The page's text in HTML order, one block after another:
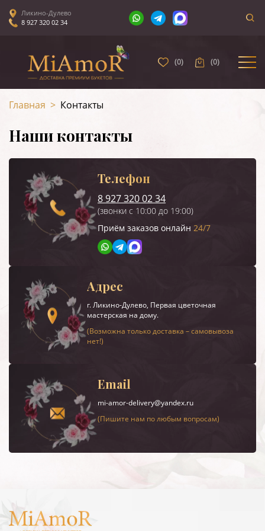
Ликино-Дулево
8 927 320 02 34
(0) (0)
Главная > Контакты
Наши контакты
Телефон
8 927 320 02 34
(звонки с 10:00 до 19:00)
Приём заказов онлайн 24/7
Адрес
г.Ликино-Дулево, Первая цветочная
мастерская на дому.
(Возможна только доставка – самовывоза
нет!)
Email
mi-amor-delivery@yandex.ru
(Пишите нам по любым вопросам)